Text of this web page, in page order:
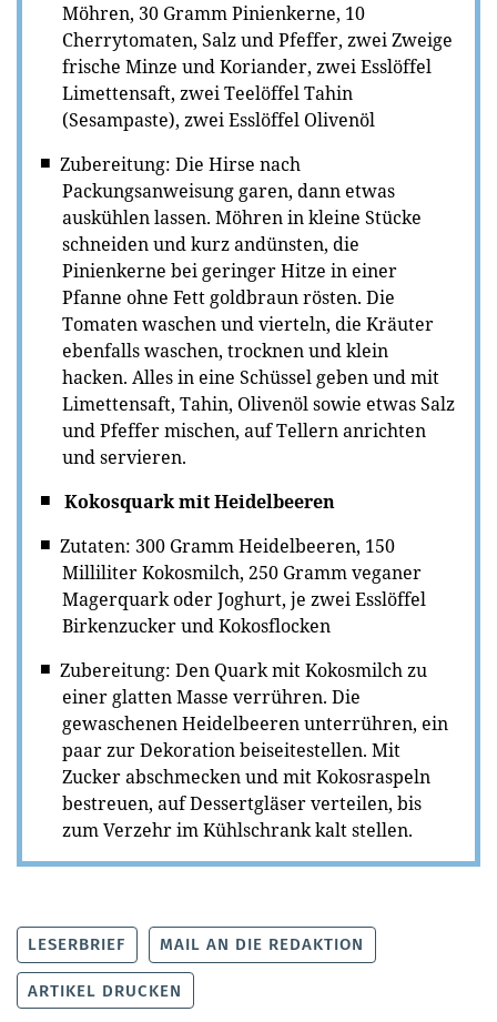
Möhren, 30 Gramm Pinienkerne, 10
Cherrytomaten, Salz und Pfeffer, zwei Zweige
frische Minze und Koriander, zwei Esslöffel
Limettensaft, zwei Teelöffel Tahin
(Sesampaste), zwei Esslöffel Olivenöl
Zubereitung: Die Hirse nach
Packungsanweisung garen, dann etwas
auskühlen lassen. Möhren in kleine Stücke
schneiden und kurz andünsten, die
Pinienkerne bei geringer Hitze in einer
Pfanne ohne Fett goldbraun rösten. Die
Tomaten waschen und vierteln, die Kräuter
ebenfalls waschen, trocknen und klein
hacken. Alles in eine Schüssel geben und mit
Limettensaft, Tahin, Olivenöl sowie etwas Salz
und Pfeffer mischen, auf Tellern anrichten
und servieren.
Kokosquark mit Heidelbeeren
Zutaten: 300 Gramm Heidelbeeren, 150
Milliliter Kokosmilch, 250 Gramm veganer
Magerquark oder Joghurt, je zwei Esslöffel
Birkenzucker und Kokosflocken
Zubereitung: Den Quark mit Kokosmilch zu
einer glatten Masse verrühren. Die
gewaschenen Heidelbeeren unterrühren, ein
paar zur Dekoration beiseitestellen. Mit
Zucker abschmecken und mit Kokosraspeln
bestreuen, auf Dessertgläser verteilen, bis
zum Verzehr im Kühlschrank kalt stellen.
LESERBRIEF MAIL AN DIE REDAKTION
ARTIKEL DRUCKEN